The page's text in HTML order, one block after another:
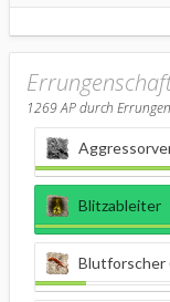
1269AP durch
Blitzableiter
Blutforscher